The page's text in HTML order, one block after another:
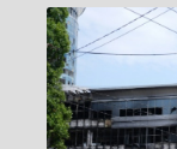
Präsident
werde wieder
bringen. Der
des linken